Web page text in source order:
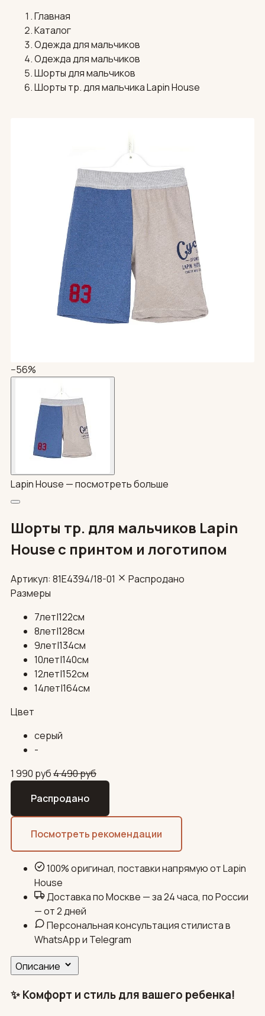
Главная
Каталог
Одежда для мальчиков
Одежда для мальчиков
Шорты для мальчиков
Шорты тр. для мальчика Lapin House
−56%
Lapin House —посмотреть больше
Шорты тр. для мальчиков Lapin
House с принтом и логотипом
Артикул: 81E4394/18-01
Распродано
Размеры
7лет|122см
8лет|128см
9лет|134см
10лет|140см
12лет|152см
14лет|164см
Цвет
серый
-
1 990 руб4 490руб
Распродано
Посмотреть рекомендации
100% оригинал, поставки напрямую от Lapin
House
Доставка по Москве — за 24 часа, по России
— от 2 дней
Персональная консультация стилиста в
WhatsApp и Telegram
Описание
✨ Комфорт и стиль для вашего ребенка!